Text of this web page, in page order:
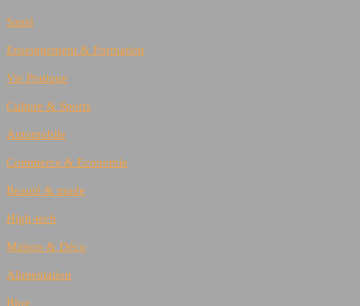
Santé
Enseignement & Formation
Vie Pratique
Culture & Sports
Automobile
Commerce & Economie
Beauté & mode
High-tech
Maison & Déco
Alimentation
Blog